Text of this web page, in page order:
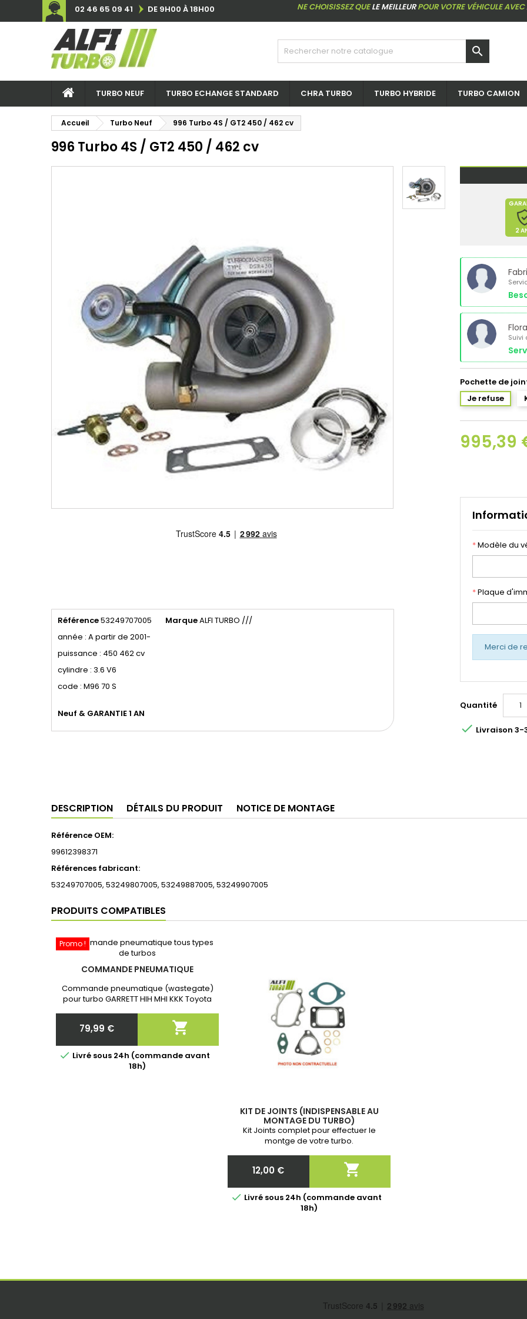
02 46 65 09 41 DE 9H00 À 18H00 NE CHOISISSEZ QUELE MEILLEURPOUR VOTRE VÉHICULE AVEC

TURBO NEUF TURBO ECHANGE STANDARD CHRA TURBO TURBO HYBRIDE TURBO CAMION
Accueil Turbo Neuf 996 Turbo 4S / GT2 450 / 462 cv
996 Turbo 4S / GT2 450 / 462 cv
Référence53249707005 MarqueALFI TURBO ///
année : A partir de 2001-
puissance : 450 462 cv
cylindre : 3.6 V6
code : M96 70 S
Neuf & GARANTIE 1 AN
2
Flora
Suivi
Pochette de
Je refuse
995,39
*Modèle du
*Plaque
Merci de
Quantité
 Livraison 3-
DESCRIPTION DÉTAILS DU PRODUIT NOTICE DE MONTAGE
Référence OEM:
99612398371
Références fabricant:
53249707005, 53249807005, 53249887005, 53249907005
PRODUITS COMPATIBLES
Promo !
COMMANDE PNEUMATIQUE
Commande pneumatique (wastegate)
pour turbo GARRETT HIH MHI KKK Toyota
communiquer nous la référence exacte
de votre turbo!
Prix
79,99 € 
 Livré sous 24h (commande avant
18h)
KIT DE JOINTS (INDISPENSABLE AU
MONTAGE DU TURBO)
Kit Joints complet pour effectuer le
montge de votre turbo.
Prix
12,00 € 
 Livré sous 24h (commande avant
18h)